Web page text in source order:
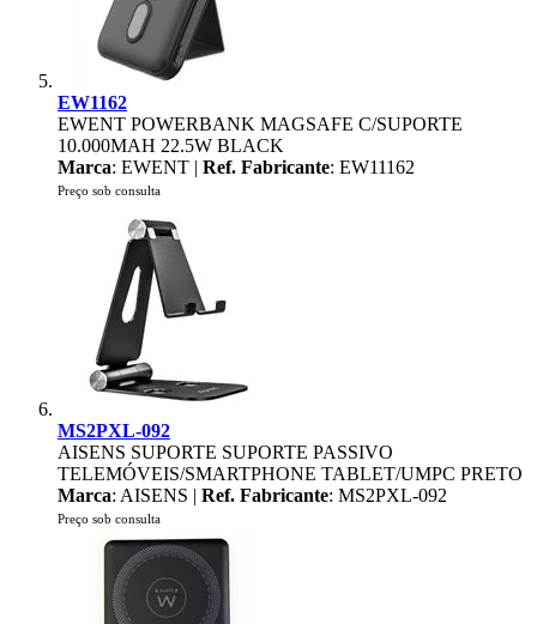
EW1162
EWENT POWERBANK MAGSAFE C/SUPORTE
10.000MAH 22.5W BLACK
Marca: EWENT | Ref. Fabricante: EW11162
Preço sob consulta
MS2PXL-092
AISENS SUPORTE SUPORTE PASSIVO
TELEMÓVEIS/SMARTPHONE TABLET/UMPC PRETO
Marca: AISENS | Ref. Fabricante: MS2PXL-092
Preço sob consulta